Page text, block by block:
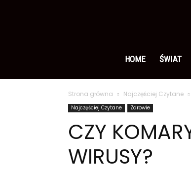
polsku
HOME ŚWIAT
Strona główna Najczęściej Czytane
Najczęściej Czytane Zdrowie
CZY
WIRUSY?